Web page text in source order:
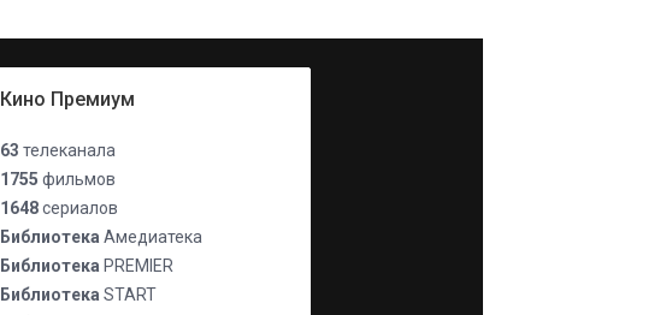
Кино Премиум
63 телеканала
1755 фильмов
1648сериалов
Библиотека Амедиатека
Библиотека PREMIER
Библиотека START